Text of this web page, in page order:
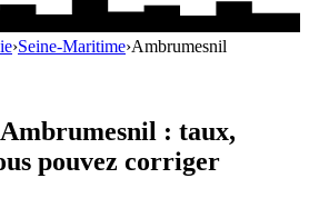
›Seine-Maritime›Ambrumesnil
Ambrumesnil : taux,
pouvez corriger